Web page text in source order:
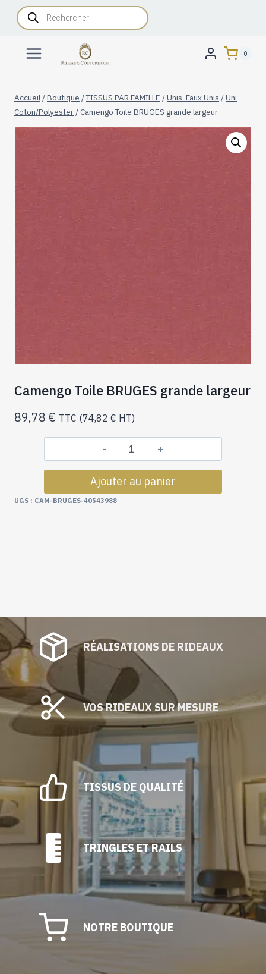
AllerRecherche
de
produits
0
Accueil /Boutique /TISSUS PAR FAMILLE /Unis-Faux Unis /Uni
Coton/Polyester /Camengo Toile BRUGES grande largeur
Camengo Toile BRUGES grande largeur
89,78 € TTC (74,82 € HT)
quantité
de
Camengo
largeur
Ajouter au panier
UGS : CAM-BRUGES-40543988
RÉALISATIONS DE RIDEAUX
VOS RIDEAUX SUR MESURE
TISSUS DE QUALITÉ
TRINGLES ET RAILS
NOTRE BOUTIQUE